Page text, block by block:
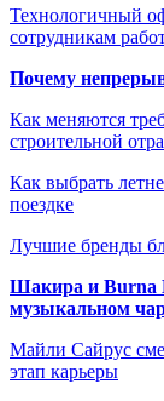
Технологичный
сотрудникам
Почему
Как меняются
строительной
Как выбрать
поездке
Лучшие бренды
Шакира и Burna
музыкальном
Майли Сайрус
этап карьеры